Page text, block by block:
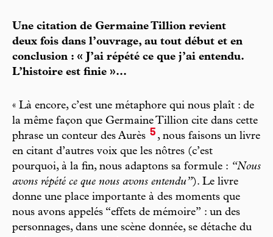
Une citation de Germaine Tillion revient
deux fois dans l’ouvrage, au tout début et en
conclusion : « J’ai répété ce que j’ai entendu.
L’histoire est finie »...
« Là encore, c’est une métaphore qui nous plaît : de
la même façon que Germaine Tillion cite dans cette
phrase un conteur des Aurès 5 , nous faisons un livre
en citant d’autres voix que les nôtres (c’est
pourquoi, à la fin, nous adaptons sa formule : “Nous
avons répété ce que nous avons entendu”). Le livre
donne une place importante à des moments que
nous avons appelés “effets de mémoire” : un des
personnages, dans une scène donnée, se détache du